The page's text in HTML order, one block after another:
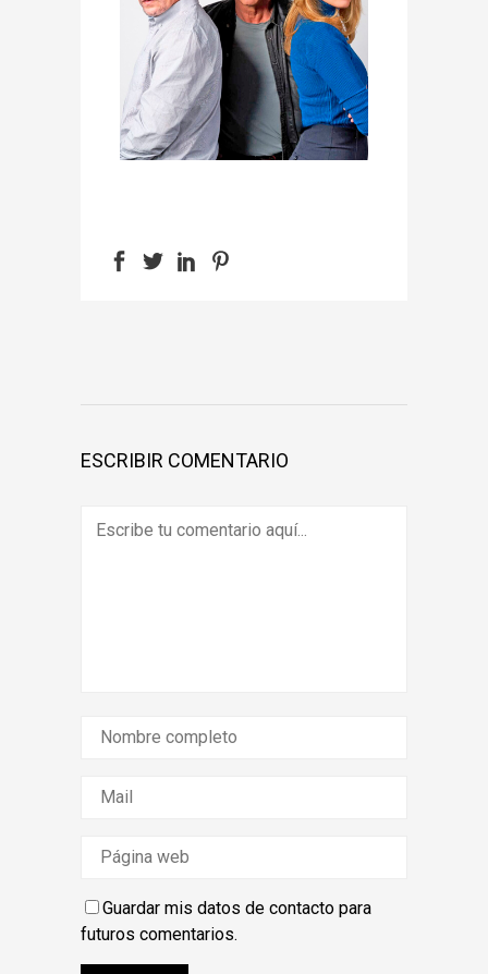
ESCRIBIR COMENTARIO
Guardar mis datos de contacto para
futuros comentarios.